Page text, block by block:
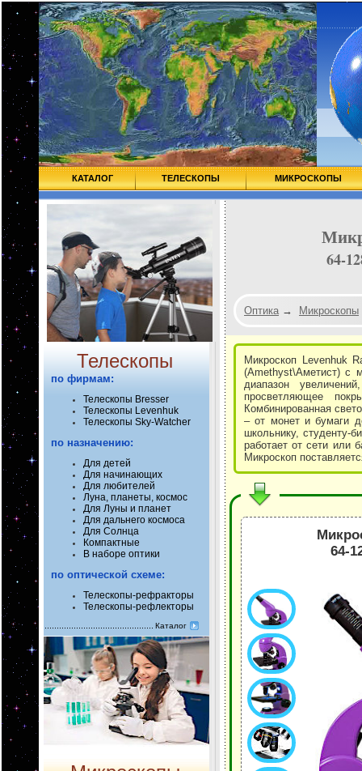
КАТАЛОГ ТЕЛЕСКОПЫ МИКРОСКОПЫ
Телескопы
по фирмам:
Телескопы Bresser
Телескопы Levenhuk
Телескопы Sky-Watcher
по назначению:
Для детей
Для начинающих
Для любителей
Луна, планеты, космос
Для Луны и планет
Для дальнего космоса
Для Солнца
Компактные
В наборе оптики
по оптической схеме:
Телескопы-рефракторы
Телескопы-рефлекторы
Каталог
64-
Оптика → Микроскопы
Микроскоп Levenhuk
(Amethyst\Аметист) с
диапазон
просветляющее
Комбинированная
– от монет и бумаги
школьнику, студенту-
работает от сети или
Микроскоп
64-